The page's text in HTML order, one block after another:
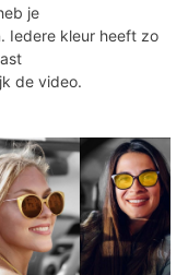
je
Iedere kleur heeft zo
de video.